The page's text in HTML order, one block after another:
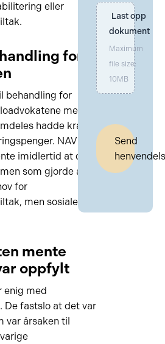
eller
for
behandling for
mente
hadde krav
NAV
imidlertid at det
som gjorde at
for
men sosiale
mente
oppfylt
enig med
De fastslo at det var
var årsaken til
Last opp
dokument
Maximum
file size:
10MB
Send